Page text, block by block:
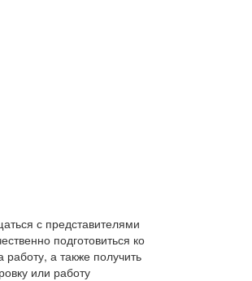
с представителями
подготовиться ко
а также получить
или работу